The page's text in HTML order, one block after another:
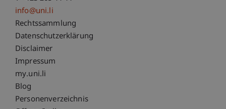
info@uni.li
Fußzeile Rechtliche Hinweise
Rechtssammlung
Datenschutzerklärung
Disclaimer
Impressum
Fußzeile Subdomain-Verzeichnis
my.uni.li
Blog
Personenverzeichnis